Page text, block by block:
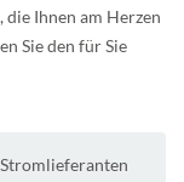
Ihnen am Herzen
Sie den für Sie
Stromlieferanten